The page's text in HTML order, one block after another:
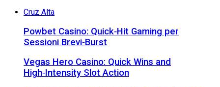
Cruz Alta
Powbet Casino: Quick‑Hit Gaming per
Sessioni Brevi‑Burst
Vegas Hero Casino: Quick Wins and
High‑Intensity Slot Action